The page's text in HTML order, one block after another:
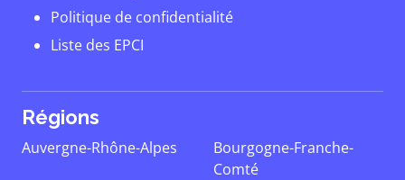
Politique de confidentialité
Liste des EPCI
Régions
Auvergne-Rhône-Alpes
Bourgogne-Franche-
Comté